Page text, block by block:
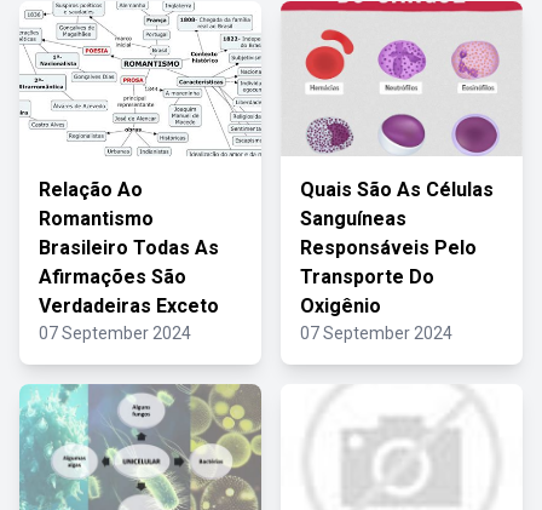
Relação Ao
Romantismo
Brasileiro Todas As
Afirmações São
Verdadeiras Exceto
07 September 2024
Quais São As Células
Sanguíneas
Responsáveis Pelo
Transporte Do
Oxigênio
07 September 2024